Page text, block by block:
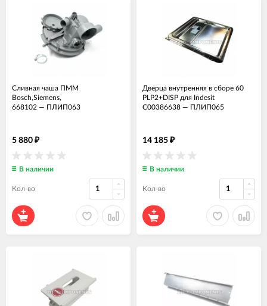
Сливная чаша ПММ
Bosch,Siemens,
668102 — ПЛИП063
5 880 ₽
В наличии
Кол-во
Дверца внутренняя в сборе 60
PLP2+DISP для Indesit
C00386638 — ПЛИП065
14 185 ₽
В наличии
Кол-во